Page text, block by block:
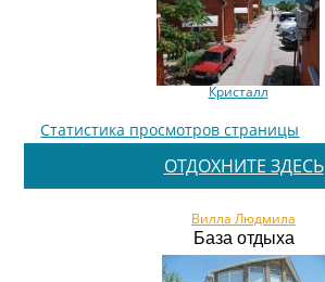
Кристалл
Статистика просмотров страницы
ОТДОХНИТЕ ЗДЕСЬ
Вилла Людмила
База отдыха